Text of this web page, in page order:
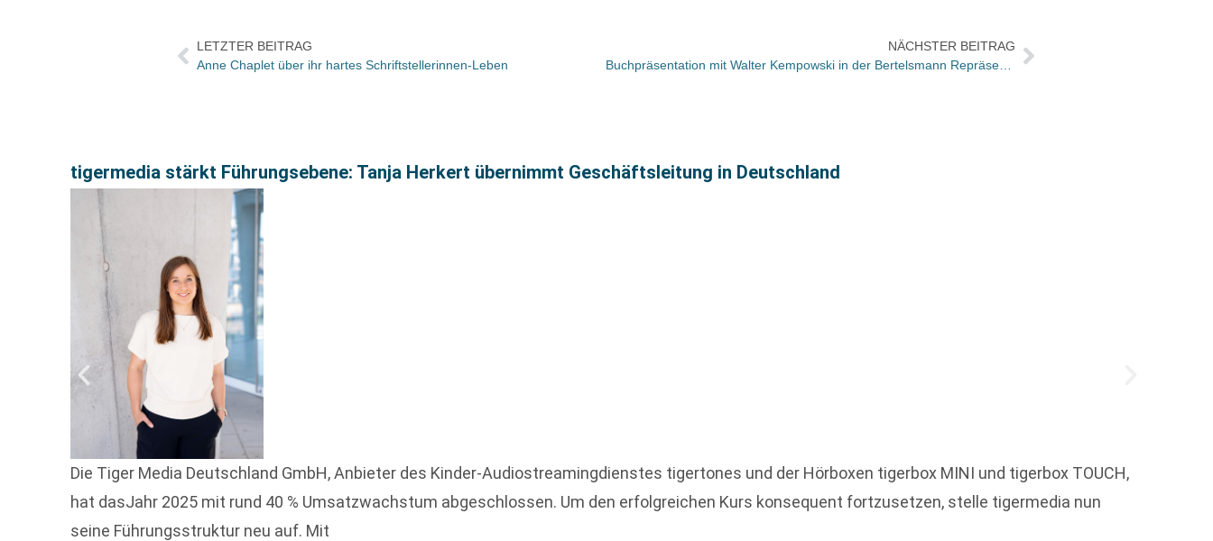
LETZTER BEITRAG
Anne Chaplet über ihr hartes Schriftstellerinnen-Leben
NÄCHSTER BEITRAG
tigermedia stärkt Führungsebene: Tanja Herkert übernimmt Geschäftsleitung in Deutschland
Die Tiger Media Deutschland GmbH, Anbieter des Kinder-Audiostreamingdienstes tigertones und der Hörboxen tigerbox MINI und tigerbox TOUCH,
hat dasJahr 2025 mit rund 40 % Umsatzwachstum abgeschlossen. Um den erfolgreichen Kurs konsequent fortzusetzen, stelle tigermedia nun
seine Führungsstruktur neu auf. Mit